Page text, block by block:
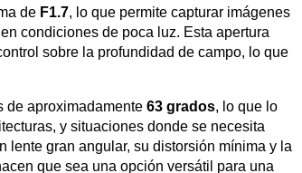
de F1.7, lo que permite capturar imágenes
condiciones de poca luz. Esta apertura
sobre la profundidad de campo, lo que
de aproximadamente 63 grados, lo que lo
y situaciones donde se necesita
lente gran angular, su distorsión mínima y la
que sea una opción versátil para una